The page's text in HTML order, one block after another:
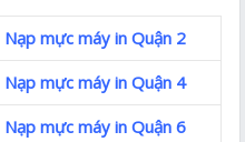
Nạp mực máy in Quận 2
Nạp mực máy in Quận 4
Nạp mực máy in Quận 6